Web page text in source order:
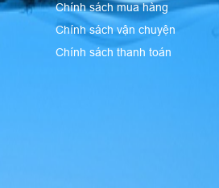
Chính sách mua hàng
Chính sách vận chuyện
Chính sách thanh toán